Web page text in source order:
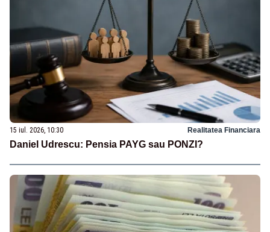
15 iul. 2026, 10:30 Realitatea Financiara
Daniel Udrescu: Pensia PAYG sau PONZI?